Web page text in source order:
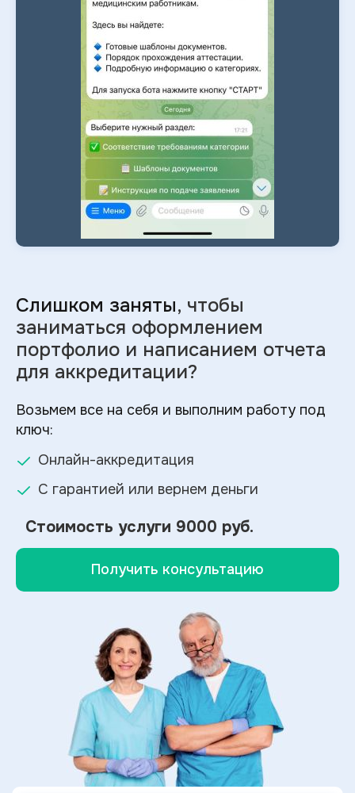
Слишком заняты, чтобы
заниматься оформлением
портфолио и написанием отчета
для аккредитации?
Возьмем все на себя и выполним работу под
ключ:
Онлайн-аккредитация
С гарантией или вернем деньги
Стоимость услуги 9000 руб.
Получить консультацию